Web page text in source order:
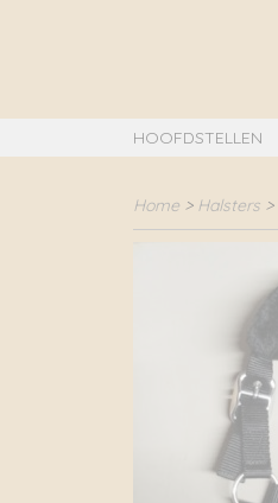
HOOFDSTELLEN
Home > Halsters >